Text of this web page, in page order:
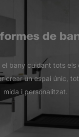
de
el bany cuidant tots els
crear un espai únic,
mida i personalitzat.